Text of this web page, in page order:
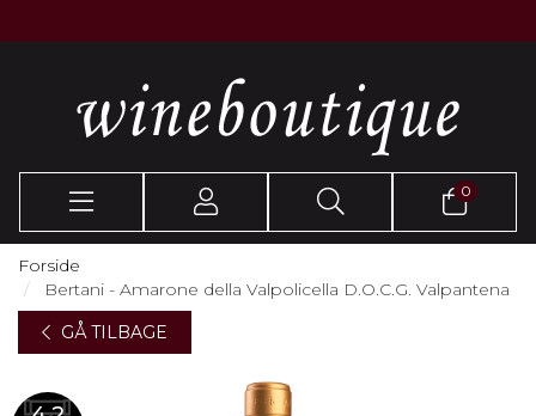
0
Forside
Bertani - Amarone della Valpolicella D.O.C.G. Valpantena
GÅ TILBAGE